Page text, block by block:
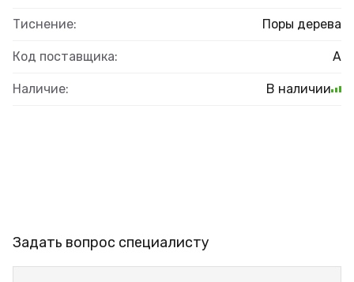
Тиснение: Поры дерева
Код поставщика: А
Наличие: В наличии
Задать вопрос специалисту